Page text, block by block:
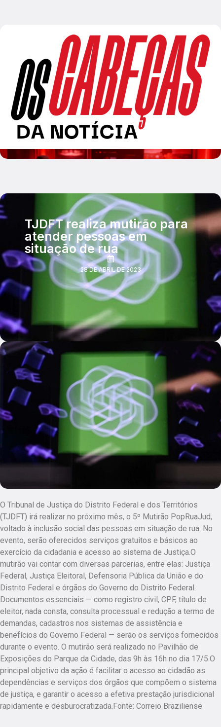
TJDFT realiza mutirão para
atender pessoas em
situação de rua
28 DE ABRIL DE 2023
O Tribunal de Justiça do Distrito Federal e dos Territórios
(TJDFT) irá realizar no próximo mês, o 5º Mutirão PopRuaJud,
voltado à inclusão social das pessoas em situação de rua. No
evento, serão oferecidos serviços gratuitos e básicos ao
exercício da cidadania e acesso ao sistema de Justiça.O
mutirão vai contar com diversas parcerias, entre elas: Justiça
Federal, Justiça Eleitoral, Defensoria Pública da União e do
Distrito Federal e órgãos do Governo do Distrito Federal.
Documentos essenciais — como registro civil, CPF, título de
eleitor, nada consta, consulta processual e redução a termo de
demandas, cadastros nos sistemas de assistência e
benefícios do Governo Federal — serão os serviços fornecidos
durante o evento. O mutirão será realizado no Pavilhão de
Exposições do Parque da Cidade, das 9h às 16h no dia 17/5.O
principal objetivo da ação é facilitar o acesso ao cidadão as
dependências e serviços dos órgãos que compõem o sistema
de justiça, e garantir o acesso a efetiva prestação jurisdicional
rapidamente e desburocratizada.Fonte: Correio Braziliense